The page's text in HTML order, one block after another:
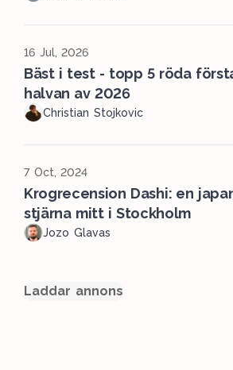
16 Jul, 2026
Bäst i test - topp 5 röda
halvan av 2026
Christian Stojkovic
7 Oct, 2024
Krogrecension Dashi: en
stjärna mitt i Stockholm
Jozo Glavas
Laddar annons